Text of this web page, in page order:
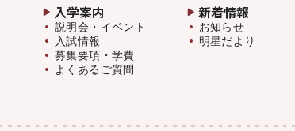
入学案内
説明会・イベント
入試情報
募集要項・学費
よくあるご質問
新着情報
お知らせ
明星だより